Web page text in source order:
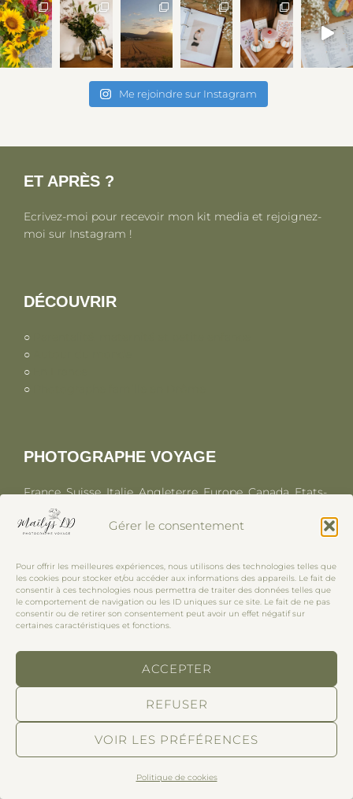
Gérer le consentement
Pour offrir les meilleures expériences, nous utilisons des technologies telles que
les cookies pour stocker et/ou accéder aux informations des appareils. Le fait de
consentir à ces technologies nous permettra de traiter des données telles que
le comportement de navigation ou les ID uniques sur ce site. Le fait de ne pas
consentir ou de retirer son consentement peut avoir un effet négatif sur
certaines caractéristiques et fonctions.
ACCEPTER
REFUSER
VOIR LES PRÉFÉRENCES
Politique de cookies
Me rejoindre sur Instagram
ET APRÈS ?
Ecrivez-moi pour recevoir mon kit media et rejoignez-
moi sur Instagram !
DÉCOUVRIR
○
○
○
○
PHOTOGRAPHE VOYAGE
France, Suisse, Italie, Angleterre, Europe, Canada, Etats-
Unis, Asie.
ON PEUT SE RETROUVER :
Sur Instagram-Sur mon site photographe famille- Par
mail : hello@ldmailys.com
famille
Inspiro ThemebyWPZOOM